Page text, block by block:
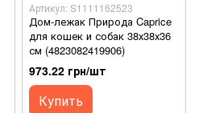
Артикул: S1111162523
Дом-лежак Природа Caprice
для кошек и собак 38х38х36
см (4823082419906)
973.22 грн/шт
Купить